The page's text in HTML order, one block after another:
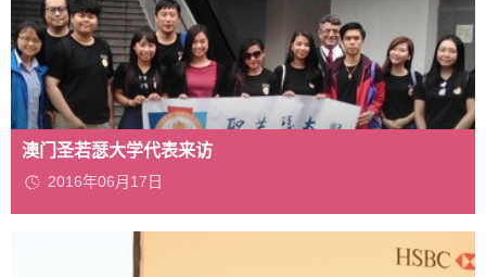
澳门圣若瑟大学代表来访
2016年06月17日